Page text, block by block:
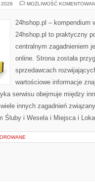
2026 MOŻLIWOŚĆ
24hshop.pl – kompendium
24hshop.pl to praktyczny
centralnym zagadnieniem
online. Strona została
sprzedawcach
wartościowe informacje
serwisu obejmuje między
innych zagadnień
Śluby i Wesela i Miejsca i